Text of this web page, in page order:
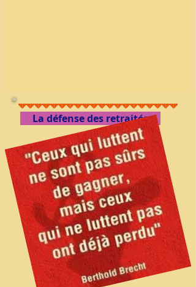
La défense des retraités